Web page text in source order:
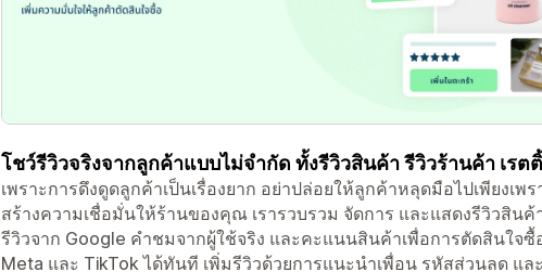
โชว์รีวิวจริงจากลูกค้าแบบไม่จำกัด ทั้งรีวิวสินค้า รีวิวร้านค้า เรต
เพราะการดึงดูดลูกค้าเป็นเรื่องยาก อย่าปล่อยให้ลูกค้าหลุดมือไปเพียงเ
สร้างความเชื่อมั่นให้ร้านของคุณ เรารวบรวม จัดการ และแสดงรีวิวสิน
รีวิวจาก Google คำชมจากผู้ใช้จริง และคะแนนสินค้าเพื่อการตัดสินใจ
Meta และ TikTok ได้ทันที เพิ่มรีวิวด้วยการแนะนำเพื่อน รหัสส่วนลด แล